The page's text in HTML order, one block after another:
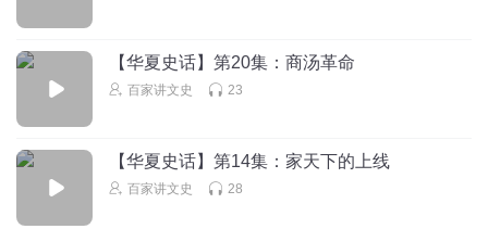
【华夏史话】第20集：商汤革命
百家讲文史 23
【华夏史话】第14集：家天下的上线
百家讲文史 28